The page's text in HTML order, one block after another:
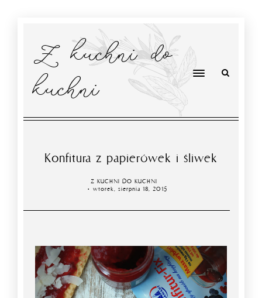
Z kuchni do
kuchni
Konfitura z papierówek i śliwek
Z KUCHNI DO KUCHNI
wtorek, sierpnia 18, 2015